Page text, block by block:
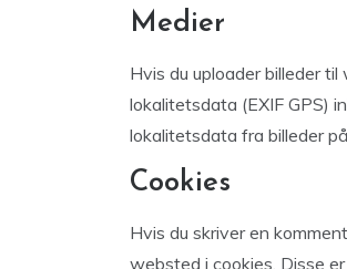
Medier
Hvis du uploader billeder
lokalitetsdata (EXIF GPS)
lokalitetsdata fra billeder
Cookies
Hvis du skriver en
websted i cookies. Disse